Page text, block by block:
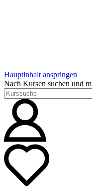
Hauptinhalt anspringen
Nach Kursen suchen und